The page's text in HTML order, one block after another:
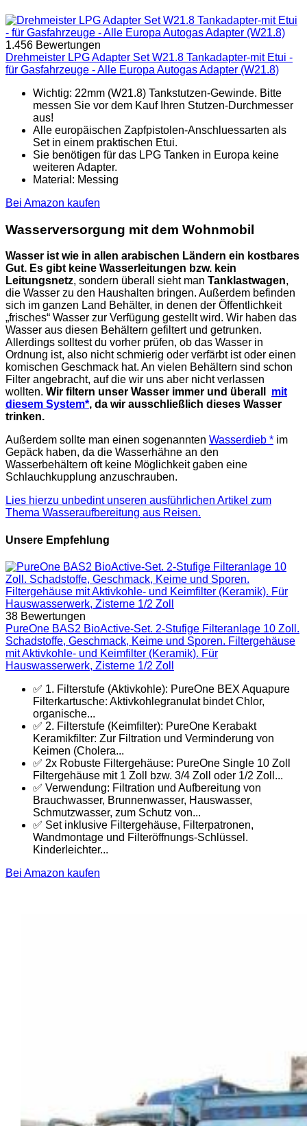
1.456 Bewertungen
Drehmeister LPG Adapter Set W21.8 Tankadapter-mit Etui -
für Gasfahrzeuge - Alle Europa Autogas Adapter (W21.8)
Wichtig: 22mm (W21.8) Tankstutzen-Gewinde. Bitte
messen Sie vor dem Kauf Ihren Stutzen-Durchmesser
aus!
Alle europäischen Zapfpistolen-Anschluessarten als
Set in einem praktischen Etui.
Sie benötigen für das LPG Tanken in Europa keine
weiteren Adapter.
Material: Messing
Bei Amazon kaufen
Wasserversorgung mit dem Wohnmobil
Wasser ist wie in allen arabischen Ländern ein kostbares
Gut. Es gibt keine Wasserleitungen bzw. kein
Leitungsnetz, sondern überall sieht man Tanklastwagen,
die Wasser zu den Haushalten bringen. Außerdem befinden
sich im ganzen Land Behälter, in denen der Öffentlichkeit
„frisches“ Wasser zur Verfügung gestellt wird. Wir haben das
Wasser aus diesen Behältern gefiltert und getrunken.
Allerdings solltest du vorher prüfen, ob das Wasser in
Ordnung ist, also nicht schmierig oder verfärbt ist oder einen
komischen Geschmack hat. An vielen Behältern sind schon
Filter angebracht, auf die wir uns aber nicht verlassen
wollten. Wir filtern unser Wasser immer und überall mit
diesem System*, da wir ausschließlich dieses Wasser
trinken.
Außerdem sollte man einen sogenannten Wasserdieb * im
Gepäck haben, da die Wasserhähne an den
Wasserbehältern oft keine Möglichkeit gaben eine
Schlauchkupplung anzuschrauben.
Lies hierzu unbedint unseren ausführlichen Artikel zum
Thema Wasseraufbereitung aus Reisen.
Unsere Empfehlung
38 Bewertungen
PureOne BAS2 BioActive-Set. 2-Stufige Filteranlage 10 Zoll.
Schadstoffe, Geschmack, Keime und Sporen. Filtergehäuse
mit Aktivkohle- und Keimfilter (Keramik). Für
Hauswasserwerk, Zisterne 1/2 Zoll
✅ 1. Filterstufe (Aktivkohle): PureOne BEX Aquapure
Filterkartusche: Aktivkohlegranulat bindet Chlor,
organische...
✅ 2. Filterstufe (Keimfilter): PureOne Kerabakt
Keramikfilter: Zur Filtration und Verminderung von
Keimen (Cholera...
✅ 2x Robuste Filtergehäuse: PureOne Single 10 Zoll
Filtergehäuse mit 1 Zoll bzw. 3/4 Zoll oder 1/2 Zoll...
✅ Verwendung: Filtration und Aufbereitung von
Brauchwasser, Brunnenwasser, Hauswasser,
Schmutzwasser, zum Schutz von...
✅ Set inklusive Filtergehäuse, Filterpatronen,
Wandmontage und Filteröffnungs-Schlüssel.
Kinderleichter...
Bei Amazon kaufen